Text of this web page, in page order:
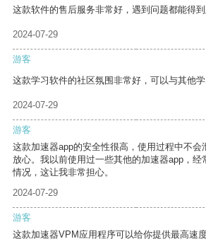
这款软件的售后服务非常好，遇到问题都能得到
2024-07-29
游客
这款学习软件的社区氛围非常好，可以与其他学
2024-07-29
游客
这款加速器app的安全性很高，使用过程中不会
放心。我以前使用过一些其他的加速器app，经
情况，这让我非常担心。
2024-07-29
游客
这款加速器VPM应用程序可以给你提供最高速